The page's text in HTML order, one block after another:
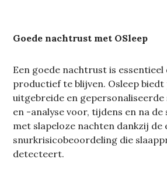
Goede nachtrust met OSleep
Een goede nachtrust is
productief te blijven. Osleep biedt
uitgebreide en
en -analyse voor, tijdens en na de
met slapeloze nachten dankzij de
snurkrisicobeoordeling die
detecteert.